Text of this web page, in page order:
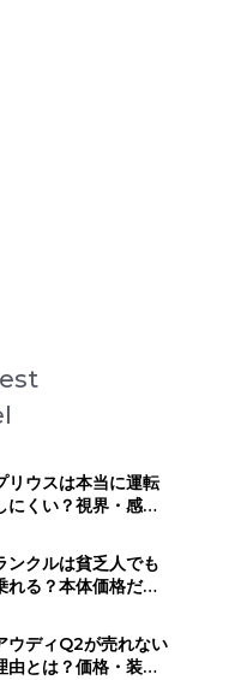
リウスは本当に運転
にくい？視界・感
与える影響とは
ンクルは貧乏人でも
れる？本体価格だけ
するために必要な覚悟
ウディQ2が売れない
由とは？価格・装